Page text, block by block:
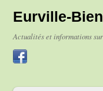
Eurville-
Actualités et informations